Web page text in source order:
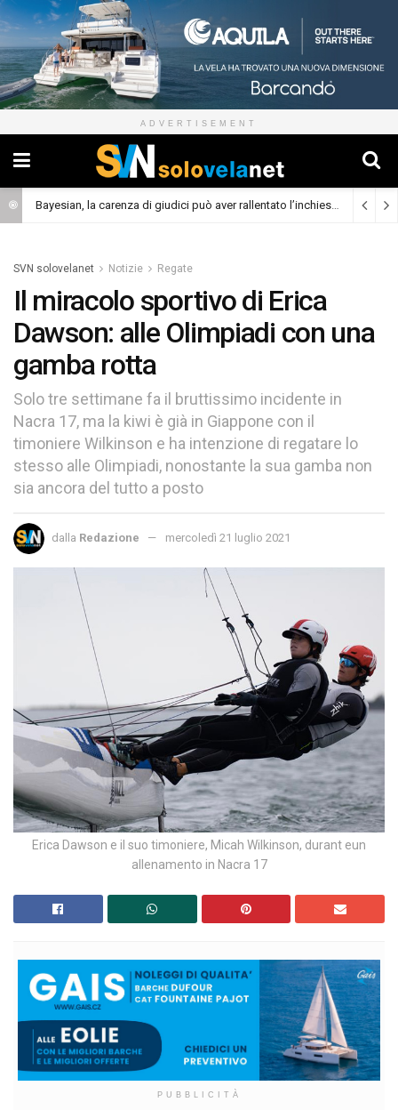
ADVERTISEMENT
Skaw A, il 40 piedi da crociera con prua scow e foil (Cronaca)
SVN solovelanet Notizie Regate
Il miracolo sportivo di Erica
Dawson: alle Olimpiadi con una
gamba rotta
Solo tre settimane fa il bruttissimo incidente in
Nacra 17, ma la kiwi è già in Giappone con il
timoniere Wilkinson e ha intenzione di regatare lo
stesso alle Olimpiadi, nonostante la sua gamba non
sia ancora del tutto a posto
dalla Redazione mercoledì 21 luglio 2021
Erica Dawson e il suo timoniere, Micah Wilkinson, durant eun
allenamento in Nacra 17
PUBBLICITÀ